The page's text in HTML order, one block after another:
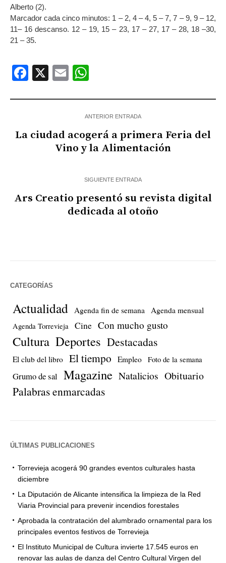
Alberto (2).
Marcador cada cinco minutos: 1 – 2, 4 – 4, 5 – 7, 7 – 9, 9 – 12,
11– 16 descanso. 12 – 19, 15 – 23, 17 – 27, 17 – 28, 18 –30,
21 – 35.
Facebook
X Email
ANTERIOR ENTRADA
La ciudad acogerá a primera Feria del
Vino y la Alimentación
SIGUIENTE ENTRADA
Ars Creatio presentó su revista digital
dedicada al otoño
CATEGORÍAS
Actualidad Agenda fin de semana Agenda mensual
Agenda Torrevieja Cine Con mucho gusto
Cultura Deportes Destacadas
El club del libro El tiempo Empleo Foto de la semana
Grumo de sal Magazine Natalicios Obituario
Palabras enmarcadas
ÚLTIMAS PUBLICACIONES
Torrevieja acogerá 90 grandes eventos culturales hasta
diciembre
La Diputación de Alicante intensifica la limpieza de la Red
Viaria Provincial para prevenir incendios forestales
Aprobada la contratación del alumbrado ornamental para los
principales eventos festivos de Torrevieja
El Instituto Municipal de Cultura invierte 17.545 euros en
renovar las aulas de danza del Centro Cultural Virgen del